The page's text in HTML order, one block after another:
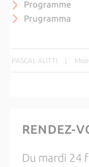
Programme
Prugramma
PASCAL ALITTI |
RENDEZ-
Du mardi 24